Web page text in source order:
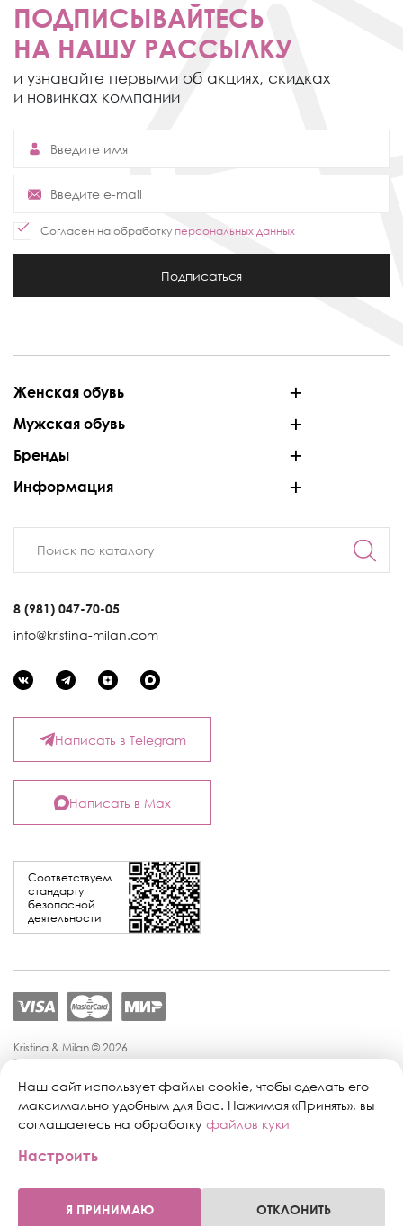
ПОДПИСЫВАЙТЕСЬ
НА НАШУ РАССЫЛКУ
и узнавайте первыми об акциях, скидках
и новинках компании
Согласен на обработку персональных данных
Подписаться
Женская обувь
Мужская обувь
Бренды
Информация
8 (981) 047-70-05
info@kristina-milan.com
Соответствуем
стандарту
безопасной
деятельности
Написать в Telegram
Написать в Max
Kristina & Milan © 2026
Политика конфиденциальности
Политика обработки персональных данных
Публичная оферта
Персональные настройки файлов cookie
Поддержка сайта:
Наш сайт использует файлы cookie, чтобы сделать его
максимально удобным для Вас. Нажимая «Принять», вы
соглашаетесь на обработку файлов куки
Настроить
Я ПРИНИМАЮ ОТКЛОНИТЬ